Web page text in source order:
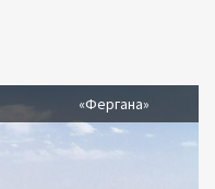
«Фергана»